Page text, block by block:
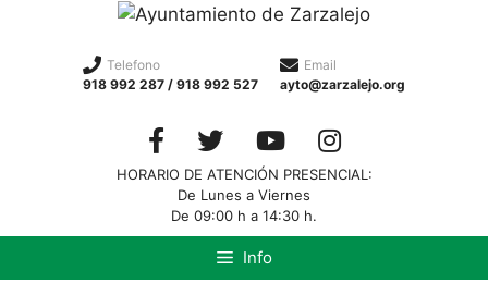
Telefono
918 992 287 / 918 992 527
Email
ayto@zarzalejo.org
HORARIO DE ATENCIÓN PRESENCIAL:
De Lunes a Viernes
De 09:00 h a 14:30 h.
Info